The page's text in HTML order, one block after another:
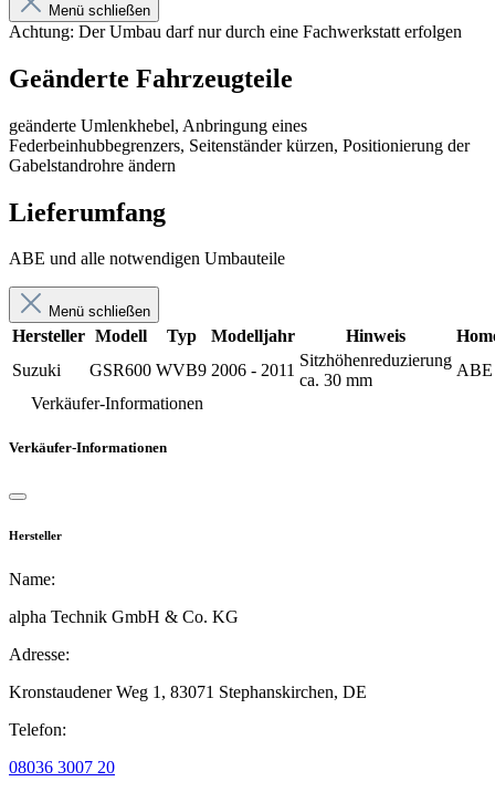
Menü schließen
Achtung: Der Umbau darf nur durch eine Fachwerkstatt erfolgen
Geänderte Fahrzeugteile
geänderte Umlenkhebel, Anbringung eines
Federbeinhubbegrenzers, Seitenständer kürzen, Positionierung der
Gabelstandrohre ändern
Lieferumfang
ABE und alle notwendigen Umbauteile
Menü schließen
Hersteller Modell Typ Modelljahr Hinweis
Suzuki
GSR600 WVB9 2006 - 2011
Sitzhöhenreduzierung
ca. 30 mm
ABE
Verkäufer-Informationen
Verkäufer-Informationen
Hersteller
Name:
alpha Technik GmbH & Co. KG
Adresse:
Kronstaudener Weg 1, 83071 Stephanskirchen, DE
Telefon:
08036 3007 20